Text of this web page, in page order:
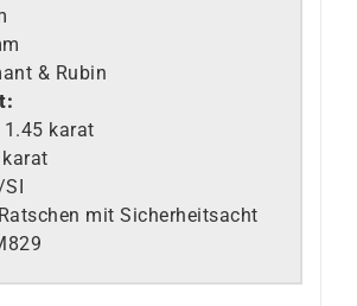
& Rubin
karat
SI
Ratschen mit Sicherheitsacht